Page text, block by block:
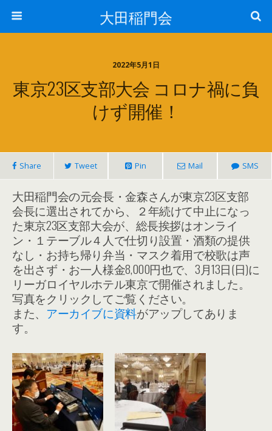
大田稲門会
2022年5月1日
東京23区支部大会 コロナ禍に負
けず開催！
Share Tweet Pin Mail SMS
大田稲門会の元会長・金森さんが東京23区支部
会長に選出されてから、２年続けて中止になっ
た東京23区支部大会が、総長挨拶はオンライ
ン・１テーブル４人で仕切り設置・酒類の提供
なし・お持ち帰り弁当・マスク着用で校歌は声
を出さず・お一人様金8,000円也で、3月13日(日)に
リーガロイヤルホテル東京で開催されました。
写真をクリックしてご覧ください。
また、 アーカイブに資料がアップしてありま
す。